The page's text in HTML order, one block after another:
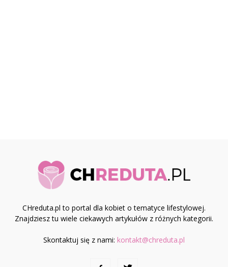
CHreduta.pl to portal dla kobiet o tematyce lifestylowej.
Znajdziesz tu wiele ciekawych artykułów z różnych kategorii.
Skontaktuj się z nami: kontakt@chreduta.pl